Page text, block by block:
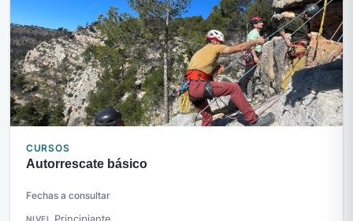
CURSOS
Autorrescate básico
Fechas a consultar
NIVEL